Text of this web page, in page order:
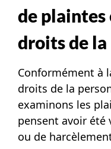
de plaintes
droits de la
Conformément à
droits de la
examinons les
pensent avoir
ou de